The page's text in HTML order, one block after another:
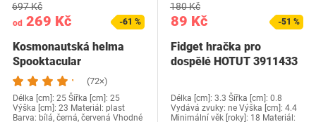
od 269 Kč
697 Kč
-61 %
Kosmonautská helma
Spooktacular
(72×)
Délka [cm]: 25 Šířka [cm]: 25
Výška [cm]: 23 Materiál: plast
Barva: bílá, černá, červená Vhodné
89 Kč
180 Kč
-51 %
Fidget hračka pro
dospělé HOTUT 3911433
Délka [cm]: 3.3 Šířka [cm]: 0.8
Vydává zvuky: ne Výška [cm]: 4.4
Minimální věk [roky]: 18 Materiál: